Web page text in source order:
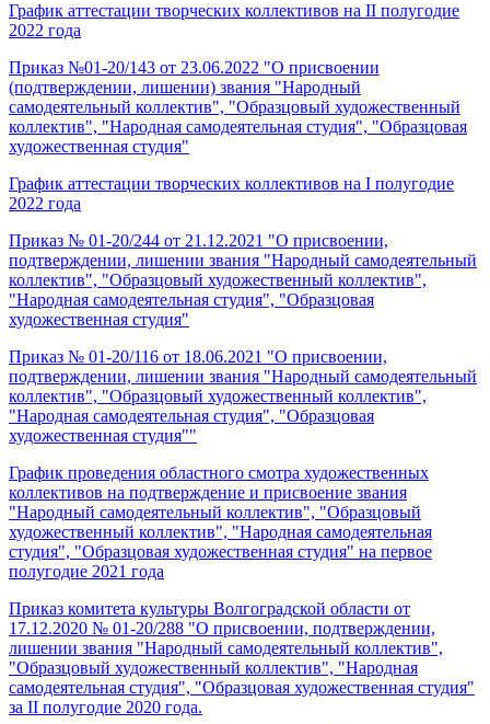
График аттестации творческих коллективов на II полугодие
2022 года
Приказ №01-20/143 от 23.06.2022 "О присвоении
(подтверждении, лишении) звания "Народный
самодеятельный коллектив", "Образцовый художественный
коллектив", "Народная самодеятельная студия", "Образцовая
художественная студия"
График аттестации творческих коллективов на I полугодие
2022 года
Приказ № 01-20/244 от 21.12.2021 "О присвоении,
подтверждении, лишении звания "Народный самодеятельный
коллектив", "Образцовый художественный коллектив",
"Народная самодеятельная студия", "Образцовая
художественная студия"
Приказ № 01-20/116 от 18.06.2021 "О присвоении,
подтверждении, лишении звания "Народный самодеятельный
коллектив", "Образцовый художественный коллектив",
"Народная самодеятельная студия", "Образцовая
художественная студия""
График проведения областного смотра художественных
коллективов на подтверждение и присвоение звания
"Народный самодеятельный коллектив", "Образцовый
художественный коллектив", "Народная самодеятельная
студия", "Образцовая художественная студия" на первое
полугодие 2021 года
Приказ комитета культуры Волгоградской области от
17.12.2020 № 01-20/288 "О присвоении, подтверждении,
лишении звания "Народный самодеятельный коллектив",
"Образцовый художественный коллектив", "Народная
самодеятельная студия", "Образцовая художественная студия"
за II полугодие 2020 года.